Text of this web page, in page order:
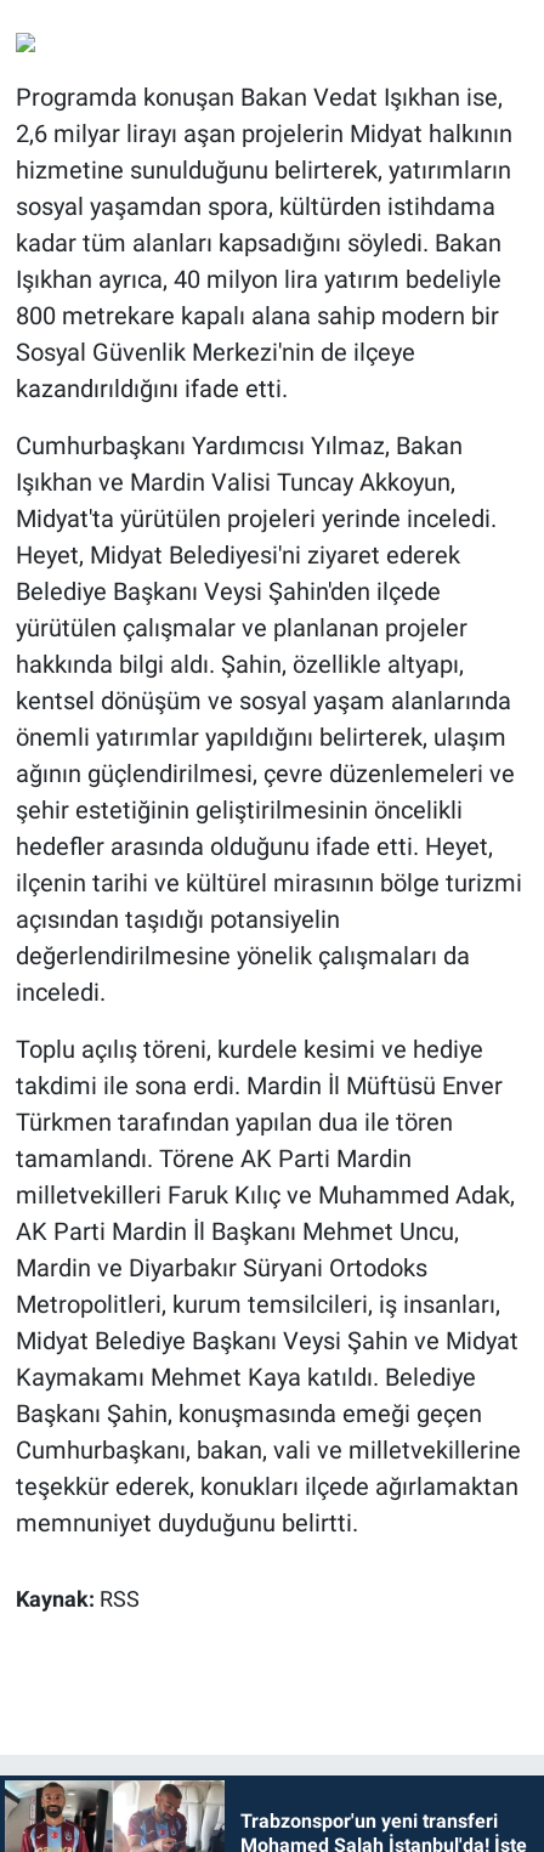
Programda konuşan Bakan Vedat Işıkhan ise,
2,6 milyar lirayı aşan projelerin Midyat halkının
hizmetine sunulduğunu belirterek, yatırımların
sosyal yaşamdan spora, kültürden istihdama
kadar tüm alanları kapsadığını söyledi. Bakan
Işıkhan ayrıca, 40 milyon lira yatırım bedeliyle
800 metrekare kapalı alana sahip modern bir
Sosyal Güvenlik Merkezi'nin de ilçeye
kazandırıldığını ifade etti.
Cumhurbaşkanı Yardımcısı Yılmaz, Bakan
Işıkhan ve Mardin Valisi Tuncay Akkoyun,
Midyat'ta yürütülen projeleri yerinde inceledi.
Heyet, Midyat Belediyesi'ni ziyaret ederek
Belediye Başkanı Veysi Şahin'den ilçede
yürütülen çalışmalar ve planlanan projeler
hakkında bilgi aldı. Şahin, özellikle altyapı,
kentsel dönüşüm ve sosyal yaşam alanlarında
önemli yatırımlar yapıldığını belirterek, ulaşım
ağının güçlendirilmesi, çevre düzenlemeleri ve
şehir estetiğinin geliştirilmesinin öncelikli
hedefler arasında olduğunu ifade etti. Heyet,
ilçenin tarihi ve kültürel mirasının bölge turizmi
açısından taşıdığı potansiyelin
değerlendirilmesine yönelik çalışmaları da
inceledi.
Toplu açılış töreni, kurdele kesimi ve hediye
takdimi ile sona erdi. Mardin İl Müftüsü Enver
Türkmen tarafından yapılan dua ile tören
tamamlandı. Törene AK Parti Mardin
milletvekilleri Faruk Kılıç ve Muhammed Adak,
AK Parti Mardin İl Başkanı Mehmet Uncu,
Mardin ve Diyarbakır Süryani Ortodoks
Metropolitleri, kurum temsilcileri, iş insanları,
Midyat Belediye Başkanı Veysi Şahin ve Midyat
Kaymakamı Mehmet Kaya katıldı. Belediye
Başkanı Şahin, konuşmasında emeği geçen
Cumhurbaşkanı, bakan, vali ve milletvekillerine
teşekkür ederek, konukları ilçede ağırlamaktan
memnuniyet duyduğunu belirtti.
Kaynak: RSS
Trabzonspor'un yeni transferi
Mohamed Salah İstanbul'da! İşte